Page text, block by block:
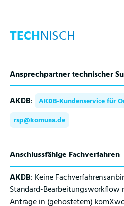
TECHNISCH
Ansprechpartner technischer
AKDB: AKDB-Kundenservice für
rsp@komuna.de
Anschlussfähige Fachverfahren
AKDB: Keine
Standard-Bearbeitungsworkflow
Anträge in (gehostetem)